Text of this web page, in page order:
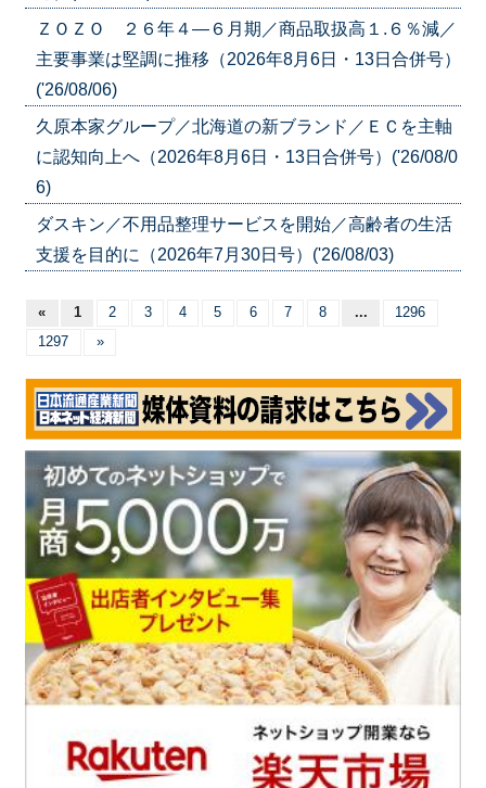
ＺＯＺＯ ２６年４―６月期／商品取扱高１.６％減／
主要事業は堅調に推移（2026年8月6日・13日合併号）
('26/08/06)
久原本家グループ／北海道の新ブランド／ＥＣを主軸
に認知向上へ（2026年8月6日・13日合併号）('26/08/0
6)
ダスキン／不用品整理サービスを開始／高齢者の生活
支援を目的に（2026年7月30日号）('26/08/03)
« 1 2 3 4 5 6 7 8 ...
1296
1297
»